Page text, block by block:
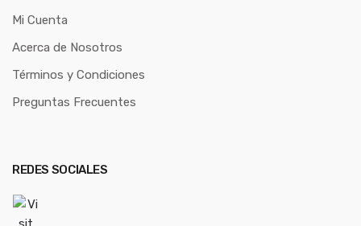
Mi Cuenta
Acerca de Nosotros
Términos y Condiciones
Preguntas Frecuentes
REDES SOCIALES